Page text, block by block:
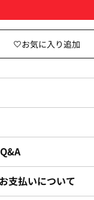
支払いについて